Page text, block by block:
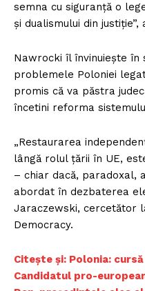
semna cu siguranță o
și dualismului din
Nawrocki îl învinuiește în
problemele Poloniei
promis că va păstra
încetini reforma
„Restaurarea
lângă rolul țării în UE,
– chiar dacă, paradoxal,
abordat în dezbaterea
Jaraczewski, cercetător
Democracy.
Citește și: Polonia:
Candidatul pro-